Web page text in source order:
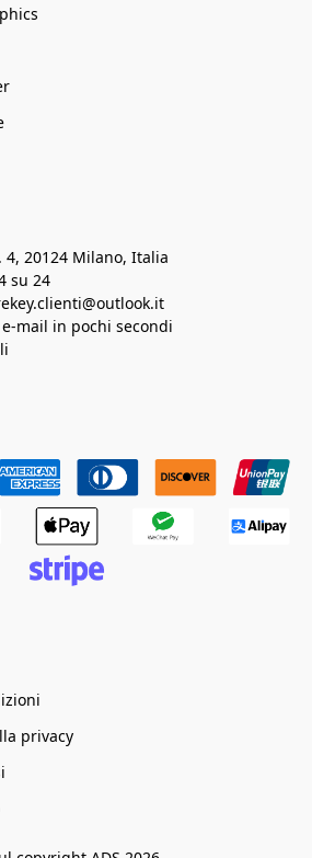
4, 20124 Milano, Italia
su 24
mail in pochi secondi
privacy